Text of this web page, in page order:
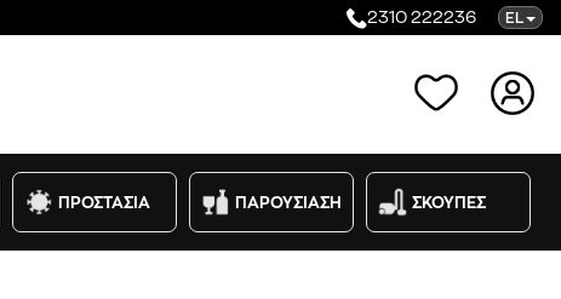
2310 222236 EL
Κατηγορίες
ΠΡΟΣΤΑΣΙΑ ΠΑΡΟΥΣΙΑΣΗ ΣΚΟΥΠΕΣ